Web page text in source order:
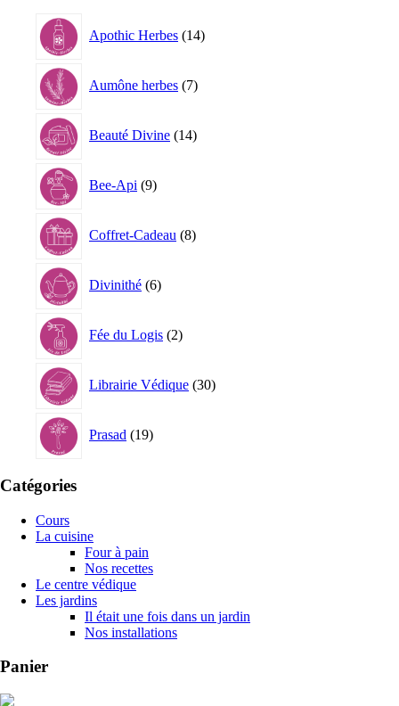
Apothic Herbes 14produits
Aumône herbes 7produits
Beauté Divine 14produits
Bee-Api 9produits
Coffret-Cadeau 8produits
Divinithé 6produits
Fée du Logis 2produits
Librairie Védique 30produits
Prasad 19produits
Catégories
Cours
La cuisine
Four à pain
Nos recettes
Le centre védique
Les jardins
Il était une fois dans un jardin
Nos installations
Panier